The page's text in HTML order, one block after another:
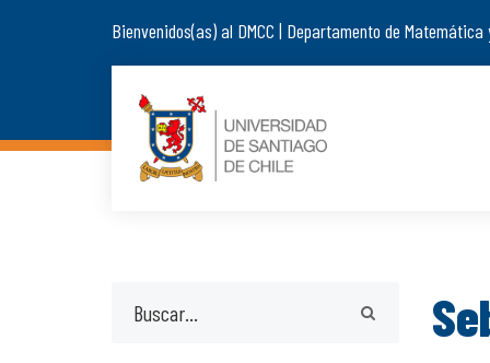
Bienvenidos(as) al DMCC | Departamento de